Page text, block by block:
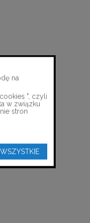
na
", czyli
w związku
stron